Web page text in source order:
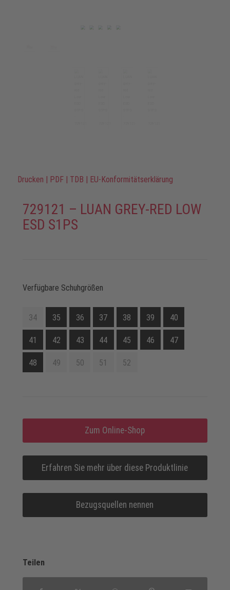
Drucken | PDF | TDB | EU-Konformitätserklärung
729121 – LUAN GREY-RED LOW
ESD S1PS
Verfügbare Schuhgrößen
34 35 36 37 38 39 40
41 42 43 44 45 46 47
48 49 50 51 52
Zum Online-Shop
Erfahren Sie mehr über diese Produktlinie
Bezugsquellen nennen
Teilen